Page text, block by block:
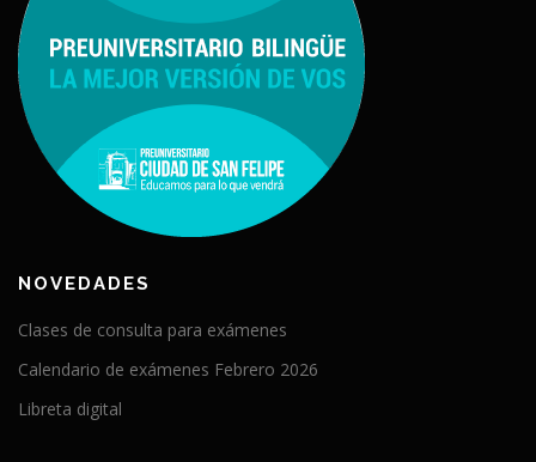
NOVEDADES
Clases de consulta para exámenes
Calendario de exámenes Febrero 2026
Libreta digital